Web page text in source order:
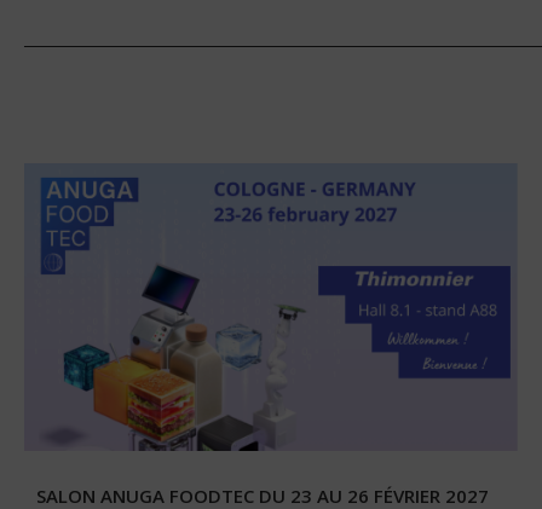
SALON ANUGA FOODTEC DU 23 AU 26 FÉVRIER 2027